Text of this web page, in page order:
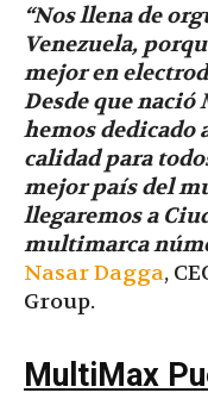
“Nos llena de
Venezuela,
mejor en
Desde que nació
hemos dedicado
calidad para
mejor país del
llegaremos a
multimarca
Nasar Dagga,
Group.
MultiMax